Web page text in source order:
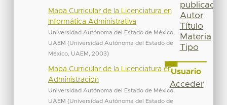
Mapa Curricular de la Licenciatura en
Informática Administrativa
Universidad Autónoma del Estado de México,
UAEM (Universidad Autónoma del Estado de
México, UAEM
2003)
Mapa Curricular de la Licenciatura en
Administración
Universidad Autónoma del Estado de México,
UAEM (Universidad Autónoma del Estado de
publicación
Autor
Título
Materia
Tipo
Usuario
Acceder